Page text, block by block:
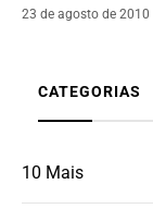
23 de agosto de 2010
CATEGORIAS
10 Mais